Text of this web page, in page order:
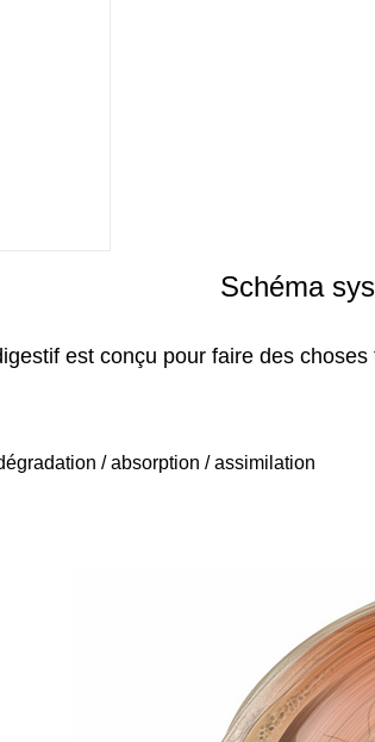
Schéma
est conçu pour faire des
/ absorption / assimilation